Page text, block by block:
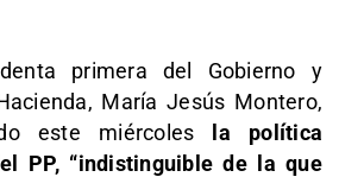
primera del Gobierno y
María Jesús Montero,
este miércoles la política
PP, “indistinguible de la que